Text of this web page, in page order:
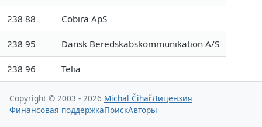
238 88 Cobira ApS
238 95 Dansk Beredskabskommunikation A/S
238 96 Telia
Copyright © 2003 - 2026 Michal ČihařЛицензия
Финансовая поддержкаПоискАвторы